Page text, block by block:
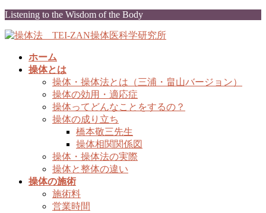
コ
テ
ナ
ゲ
Listening to the Wisdom of the Body
ホーム
操体とは
操体・操体法とは（三浦・畠山バージョン）
操体の効用・適応症
操体ってどんなことをするの？
操体の成り立ち
橋本敬三先生
操体相関関係図
操体・操体法の実際
操体と整体の違い
操体の施術
施術料
営業時間